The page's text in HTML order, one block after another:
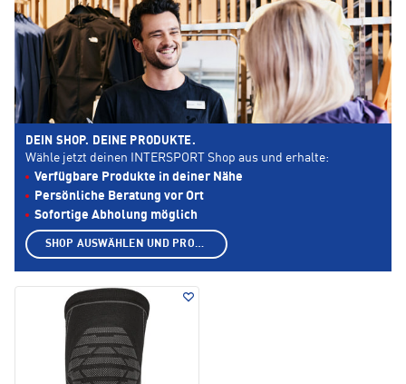
DEIN SHOP. DEINE PRODUKTE.
Wähle jetzt deinen INTERSPORT Shop aus und erhalte:
Verfügbare Produkte in deiner Nähe
Persönliche Beratung vor Ort
Sofortige Abholung möglich
SHOP AUSWÄHLEN UND PRODUKTE ANZEIGEN